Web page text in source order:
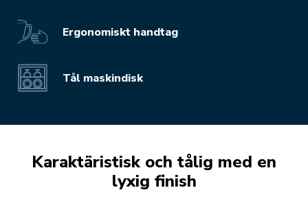
Ergonomiskt handtag
Tål maskindisk
Karaktäristisk och tålig med en
lyxig finish